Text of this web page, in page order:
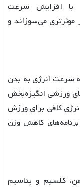
با افزایش سرعت
موثرتری می‌سوزاند و
سرعت انرژی به بدن
ورزشی انگیزه‌بخش
کافی برای ورزش
کاهش وزن
کلسیم و پتاسیم